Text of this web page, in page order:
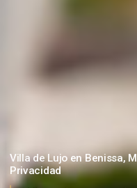
Villa de Lujo en Benissa,
Privacidad